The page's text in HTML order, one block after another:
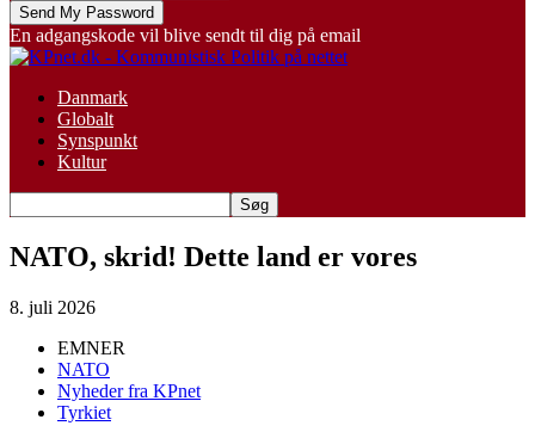
En adgangskode vil blive sendt til dig på email
Danmark
Globalt
Synspunkt
Kultur
NATO, skrid! Dette land er vores
8. juli 2026
EMNER
NATO
Nyheder fra KPnet
Tyrkiet